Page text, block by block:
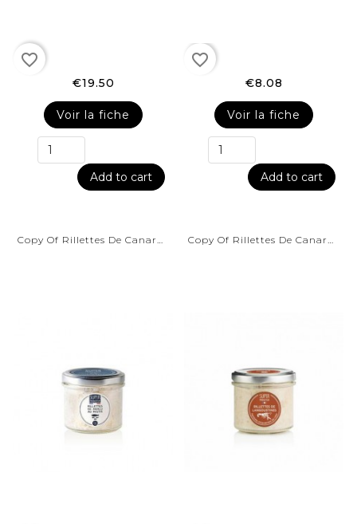
favorite_border
€19.50
Voir la fiche
Add to cart
favorite_border
€8.08
Voir la fiche
Add to cart